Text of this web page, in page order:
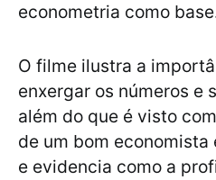
econometria como
O filme ilustra a
enxergar os números e
além do que é visto
de um bom
e evidencia como a